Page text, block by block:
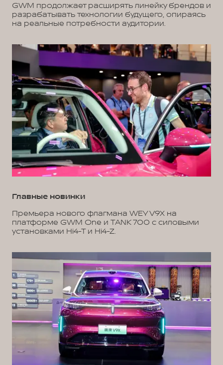
GWM продолжает расширять линейку брендов и
разрабатывать технологии будущего, опираясь
на реальные потребности аудитории.
Главные новинки
Премьера нового флагмана WEY V9X на
платформе GWM One и TANK 700 с силовыми
установками Hi4-T и Hi4-Z.